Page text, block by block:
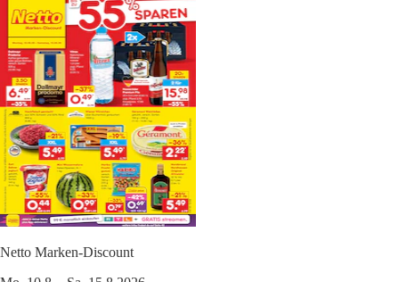
Netto Marken-Discount